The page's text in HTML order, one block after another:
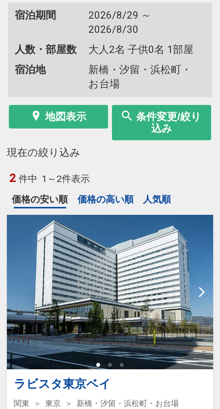
宿泊期間
2026/8/29 ～
2026/8/30
人数・部屋数
大人2名 子供0名 1部屋
宿泊地
新橋・汐留・浜松町・
お台場
地図表示
条件変更/絞り
込み
現在の絞り込み
2 件中 1～2件表示
価格の安い順
価格の高い順 人気順
ラビスタ東京ベイ
関東 東京 新橋・汐留・浜松町・お台場